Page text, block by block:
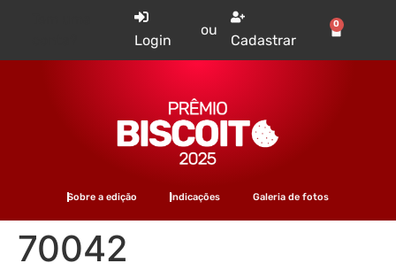
Login
ou
Cadastrar
0
Sobre a edição Indicações Galeria de fotos
70042